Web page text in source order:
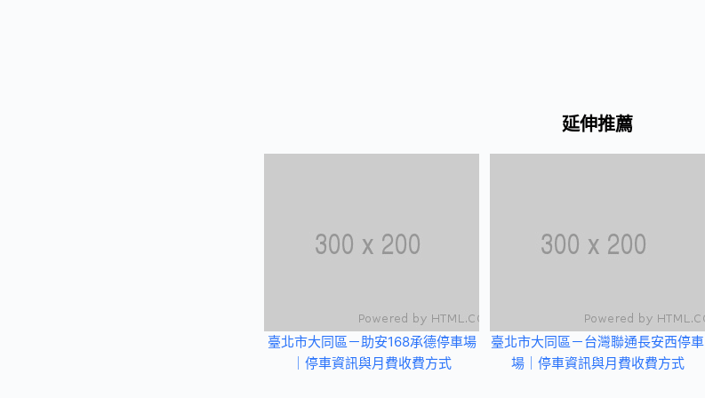
延伸推薦
臺北市大同區－助安168承德停車場
｜停車資訊與月費收費方式
臺北市大同區－台灣聯通長安西停車
場｜停車資訊與月費收費方式